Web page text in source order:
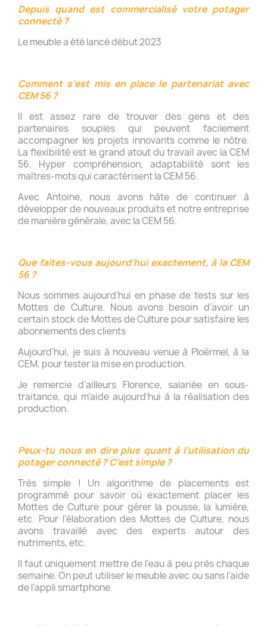
Depuis quand est commercialisé votre potager
connecté ?
Le meuble a été lancé début 2023
Comment s’est mis en place le partenariat avec
CEM 56 ?
Il est assez rare de trouver des gens et des
partenaires souples qui peuvent facilement
accompagner les projets innovants comme le nôtre.
La flexibilité est le grand atout du travail avec la CEM
56. Hyper compréhension, adaptabilité sont les
maîtres-mots qui caractérisent la CEM 56.
Avec Antoine, nous avons hâte de continuer à
développer de nouveaux produits et notre entreprise
de manière générale, avec la CEM 56.
Que faites-vous aujourd’hui exactement, à la CEM
56 ?
Nous sommes aujourd’hui en phase de tests sur les
Mottes de Culture. Nous avons besoin d’avoir un
certain stock de Mottes de Culture pour satisfaire les
abonnements des clients
Aujourd’hui, je suis à nouveau venue à Ploërmel, à la
CEM, pour tester la mise en production.
Je remercie d’ailleurs Florence, salariée en sous-
traitance, qui m’aide aujourd’hui à la réalisation des
production.
Peux-tu nous en dire plus quant à l’utilisation du
potager connecté ? C’est simple ?
Très simple ! Un algorithme de placements est
programmé pour savoir où exactement placer les
Mottes de Culture pour gérer la pousse, la lumière,
etc. Pour l’élaboration des Mottes de Culture, nous
avons travaillé avec des experts autour des
nutriments, etc.
Il faut uniquement mettre de l’eau à peu près chaque
semaine. On peut utiliser le meuble avec ou sans l’aide
de l’appli smartphone.